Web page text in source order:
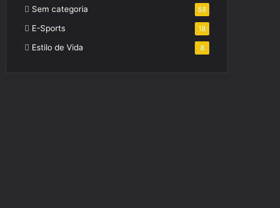
Sem categoria 58
E-Sports 18
Estilo de Vida 8